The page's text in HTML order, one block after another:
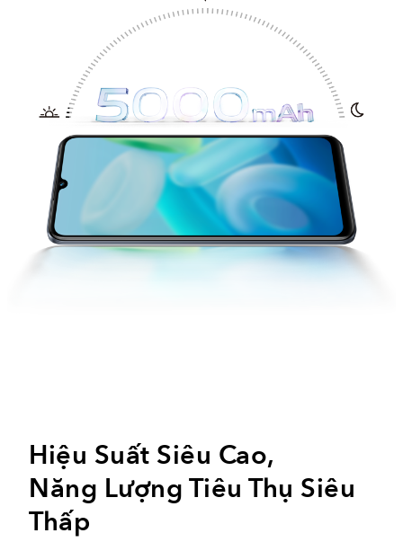
Hiệu Suất Siêu Cao,
Năng Lượng Tiêu Thụ Siêu
Thấp